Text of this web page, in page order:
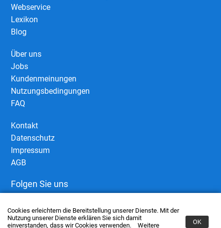
Cookies erleichtern die Bereitstellung unserer Dienste. Mit der
Nutzung unserer Dienste erklären Sie sich damit
einverstanden, dass wir Cookies verwenden.
Weitere OK
Webservice
Lexikon
Blog
Über uns
Jobs
Kundenmeinungen
Nutzungsbedingungen
FAQ
Kontakt
Datenschutz
Impressum
AGB
Folgen Sie uns